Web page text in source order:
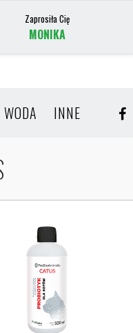
Zaprosiła Cię
MONIKA
WODA INNE